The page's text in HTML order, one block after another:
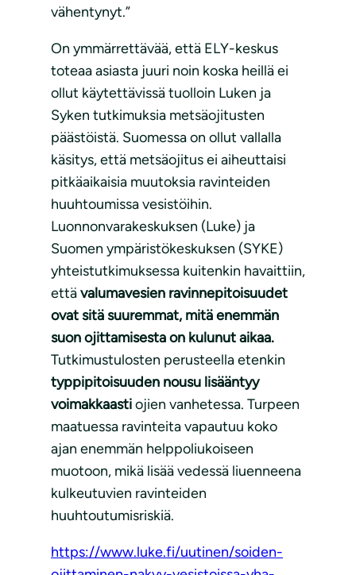
vähentynyt.”
On ymmärrettävää, että ELY-keskus
toteaa asiasta juuri noin koska heillä ei
ollut käytettävissä tuolloin Luken ja
Syken tutkimuksia metsäojitusten
päästöistä. Suomessa on ollut vallalla
käsitys, että metsäojitus ei aiheuttaisi
pitkäaikaisia muutoksia ravinteiden
huuhtoumissa vesistöihin.
Luonnonvarakeskuksen (Luke) ja
Suomen ympäristökeskuksen (SYKE)
yhteistutkimuksessa kuitenkin havaittiin,
ettävalumavesien ravinnepitoisuudet
ovat sitä suuremmat, mitä enemmän
suon ojittamisesta on kulunut aikaa.
Tutkimustulosten perusteella etenkin
typpipitoisuuden nousu lisääntyy
voimakkaastiojien vanhetessa. Turpeen
maatuessa ravinteita vapautuu koko
ajan enemmän helppoliukoiseen
muotoon, mikä lisää vedessä liuenneena
kulkeutuvien ravinteiden
huuhtoutumisriskiä.
https://www.luke.fi/uutinen/soiden-